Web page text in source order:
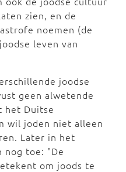
zien, en de
noemen (de
leven van
joodse
geen alwetende
het Duitse
wil joden niet alleen
Later in het
nog toe: "De
om joods te